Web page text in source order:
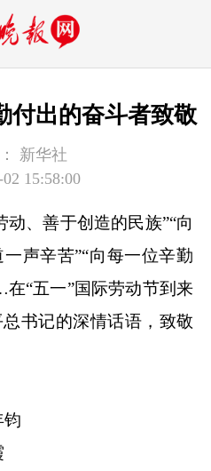
付出的奋斗者致敬
新华社
15:58:00
动、善于创造的民族”“向
声辛苦”“向每一位辛勤
“五一”国际劳动节到来
书记的深情话语，致敬
钧